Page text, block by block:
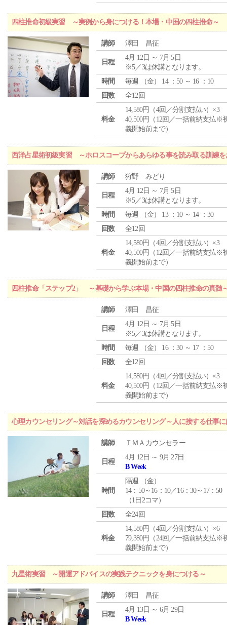
四柱推命初級実習 ～実例から身につける！本場・中国の四柱推命～
講師 澤田 昌征
日程
4月 12日 ～ 7月 5日
※5／3は休講となります。
時間
毎週 （金） 14 ：50 ～ 16 ：10
回数
全12回
料金
14,580円（4回／分割支払い）×3
40,500円（12回／一括前納支払※
義開始前まで）
西洋占星術初級実習 ～ホロスコープからあらゆる事を読み取る訓練を
講師 狩野 みどり
日程
4月 12日 ～ 7月 5日
※5／3は休講となります。
時間
毎週 （金） 13 ：10 ～ 14 ：30
回数
全12回
料金
14,580円（4回／分割支払い）×3
40,500円（12回／一括前納支払※
義開始前まで）
四柱推命「ステップ2」 ～基礎から学ぶ本場・中国の四柱推命の真髄
講師 澤田 昌征
日程
4月 12日 ～ 7月 5日
※5／3は休講となります。
時間
毎週 （金） 16 ：30 ～ 17 ：50
回数
全12回
料金
14,580円（4回／分割支払い）×3
40,500円（12回／一括前納支払※
義開始前まで）
心理カウンセリング～対話を深めるカウンセリング～人に接する仕事
講師 ＴＭＡカウンセラー
日程
4月 12日 ～ 9月 27日
B Week
時間
隔週 （金）
14：50～16：10／16：30～17：50
（1日2コマ）
回数
全24回
料金
14,580円（4回／分割支払い）×6
79,380円（24回／一括前納支払※
義開始前まで）
九星術実習 ～開運アドバイスの実践テクニックを身につける～
講師 澤田 昌征
日程
4月 13日 ～ 6月 29日
B Week